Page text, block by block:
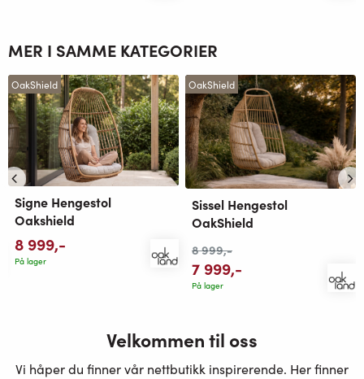
MER I SAMME KATEGORIER
OakShield
Signe Hengestol
Oakshield
8 999,-
På lager
OakShield
Sissel Hengestol
OakShield
8 999,-
7 999,-
På lager
Velkommen til oss
Vi håper du finner vår nettbutikk inspirerende. Her finner